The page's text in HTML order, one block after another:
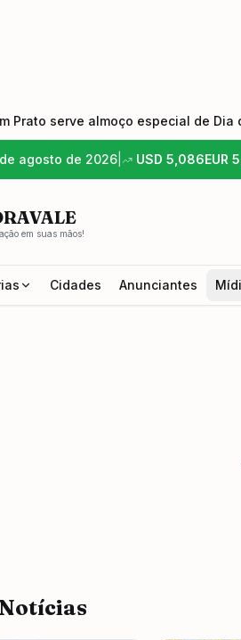
Prato serve almoço especial de
agosto de 2026 USD 5,086EUR
em suas mãos!
Cidades Anunciantes